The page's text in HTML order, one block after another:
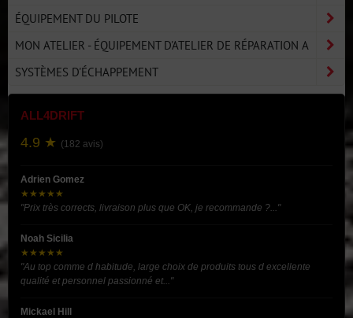
ÉQUIPEMENT DU PILOTE
MON ATELIER - ÉQUIPEMENT D'ATELIER DE RÉPARATION A
SYSTÈMES D'ÉCHAPPEMENT
ALL4DRIFT
4.9 ★ (182 avis)
Adrien Gomez
★★★★★
"Prix très corrects, livraison plus que OK, je recommande ?..."
Noah Sicilia
★★★★★
"Au top comme d habitude, large choix de produits tous d excellente
qualité et personnel passionné et..."
Mickael Hill